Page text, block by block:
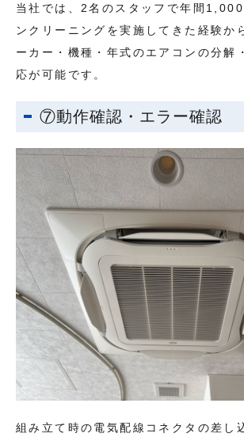
当社では、2名のスタッフで年間1,000
ンクリーニングを実施してきた経験か
ーカー・機種・年式のエアコンの分解
応が可能です。
⑦動作確認・エラー確認
組み立て時の電気配線コネクタの差し